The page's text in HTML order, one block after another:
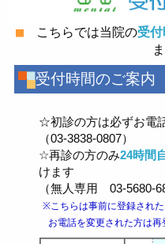
こちらでは当院の受付
受付時間のご案内
☆初診の方は必ずお電
（03-3838-0807）
☆再診の方のみ24時間
けます
（無人専用 03-5680-
※こちらは事前に登録された
お電話を変更された方は再